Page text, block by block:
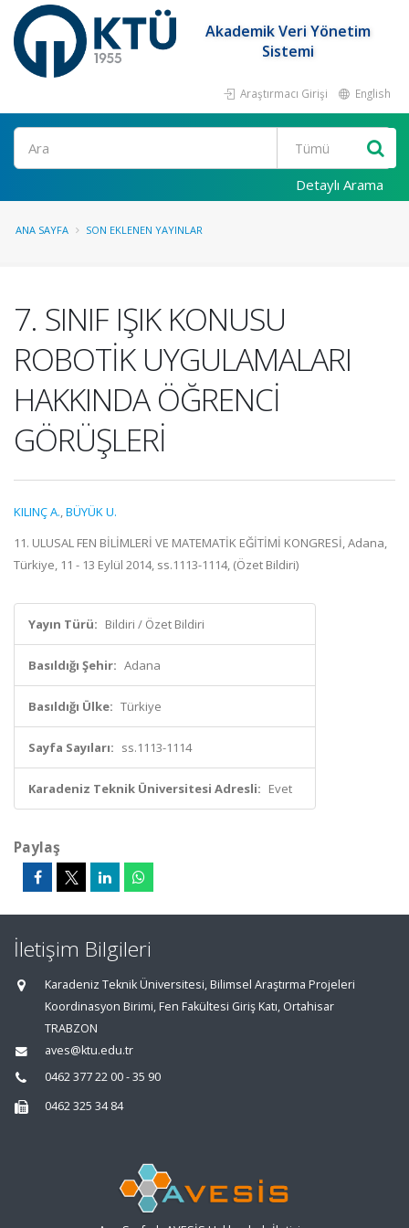
Akademik Veri Yönetim
Sistemi
Araştırmacı Girişi English
Ara
Detaylı Arama
ANA SAYFA SON EKLENEN YAYINLAR
7. SINIF IŞIK KONUSU
ROBOTİK UYGULAMALARI
HAKKINDA ÖĞRENCİ
GÖRÜŞLERİ
KILINÇ A.,BÜYÜK U.
11. ULUSAL FEN BİLİMLERİ VE MATEMATİK EĞİTİMİ KONGRESİ, Adana,
Türkiye, 11 - 13 Eylül 2014, ss.1113-1114, (Özet Bildiri)
Yayın Türü: Bildiri / Özet Bildiri
Basıldığı Şehir: Adana
Basıldığı Ülke: Türkiye
Sayfa Sayıları: ss.1113-1114
Karadeniz Teknik Üniversitesi Adresli: Evet
Paylaş
İletişim Bilgileri
Karadeniz Teknik Üniversitesi, Bilimsel Araştırma Projeleri
Koordinasyon Birimi, Fen Fakültesi Giriş Katı, Ortahisar
TRABZON
aves@ktu.edu.tr
0462 377 22 00 - 35 90
0462 325 34 84